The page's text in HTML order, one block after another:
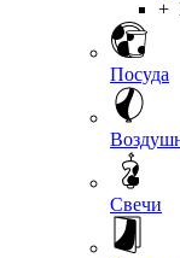
+
Посуда
Свечи